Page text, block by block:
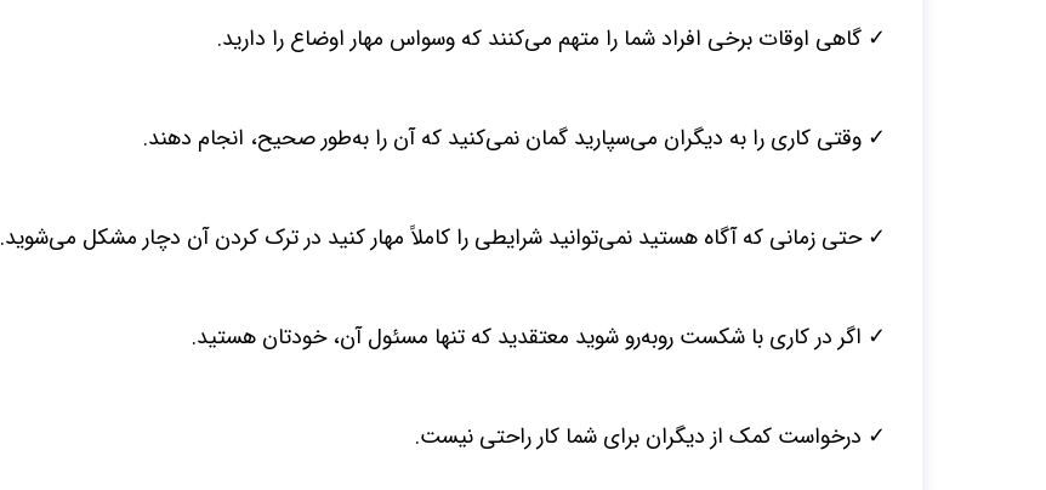
✓ گاهی اوقات برخی افراد شما را متهم می‌کنند که وسواس مهار اوضاع را دارید.
✓ وقتی کاری را به دیگران می‌سپارید گمان نمی‌کنید که آن را به‌طور صحیح، انجام دهند.
✓ حتی زمانی که آگاه هستید نمی‌توانید شرایطی را کاملاً مهار کنید در ترک کردن آن دچار مشکل می‌شوید.
✓ اگر در کاری با شکست روبه‌رو شوید معتقدید که تنها مسئول آن، خودتان هستید.
✓ درخواست کمک از دیگران برای شما کار راحتی نیست.